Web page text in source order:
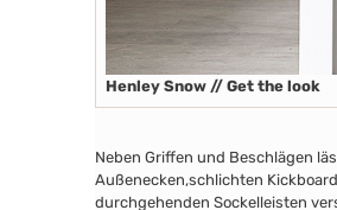
Henley Snow // Get the look
Neben Griffen und Beschlägen
Außenecken,schlichten
durchgehenden Sockelleisten